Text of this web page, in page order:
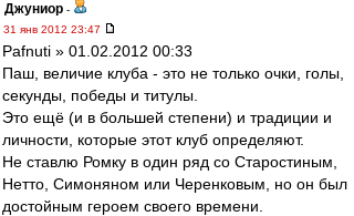
Джуниор -
31 янв 2012 23:47
Pafnuti » 01.02.2012 00:33
Паш, величие клуба - это не только очки, голы,
секунды, победы и титулы.
Это ещё (и в большей степени) и традиции и
личности, которые этот клуб определяют.
Не ставлю Ромку в один ряд со Старостиным,
Нетто, Симоняном или Черенковым, но он был
достойным героем своего времени.